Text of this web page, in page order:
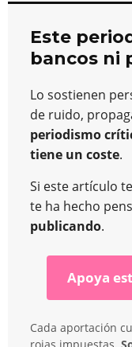
Este
bancos ni
Lo sostienen
de ruido,
periodismo
tiene un coste.
Si este artículo
te ha hecho
publicando.
Apoya
Cada aportación